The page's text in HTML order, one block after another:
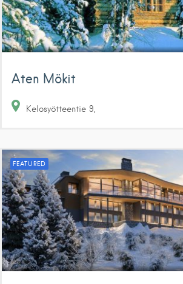
Aten Mökit
Kelosyötteentie 9
FEATURED